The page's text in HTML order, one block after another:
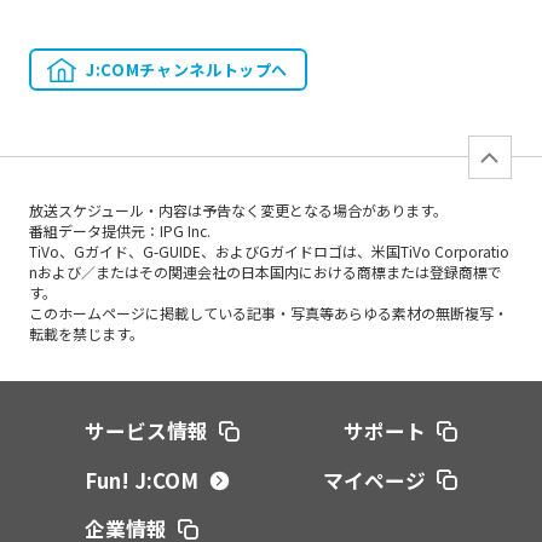
J:COMチャンネルトップへ
放送スケジュール・内容は予告なく変更となる場合があります。
番組データ提供元：IPG Inc.
TiVo、Gガイド、G-GUIDE、およびGガイドロゴは、米国TiVo Corporatio
nおよび／またはその関連会社の日本国内における商標または登録商標で
す。
このホームページに掲載している記事・写真等あらゆる素材の無断複写・
転載を禁じます。
サービス情報
サポート
Fun! J:COM
マイページ
企業情報